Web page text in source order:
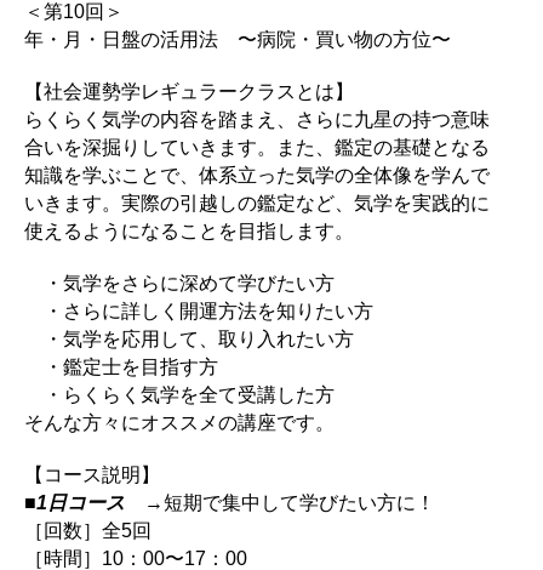
＜第10回＞
年・月・日盤の活用法 〜病院・買い物の方位〜
【社会運勢学レギュラークラスとは】
らくらく気学の内容を踏まえ、さらに九星の持つ意味
合いを深掘りしていきます。また、鑑定の基礎となる
知識を学ぶことで、体系立った気学の全体像を学んで
いきます。実際の引越しの鑑定など、気学を実践的に
使えるようになることを目指します。
・気学をさらに深めて学びたい方
・さらに詳しく開運方法を知りたい方
・気学を応用して、取り入れたい方
・鑑定士を目指す方
・らくらく気学を全て受講した方
そんな方々にオススメの講座です。
【コース説明】
■1日コース →短期で集中して学びたい方に！
［回数］全5回
［時間］10：00〜17：00